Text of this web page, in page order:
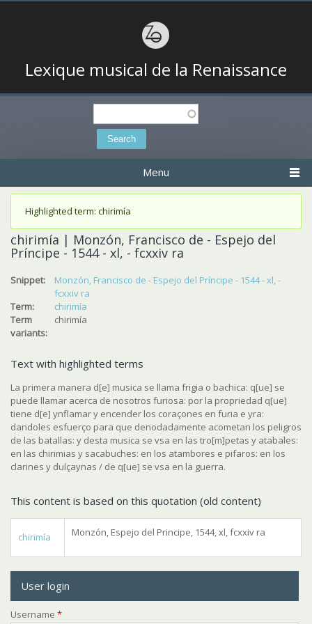
Lexique musical de la Renaissance
Search
Menu
Status message
Highlighted term: chirimía
chirimía | Monzón, Francisco de - Espejo del
Príncipe - 1544 - xl, - fcxxiv ra
Snippet:
Monzón, Francisco de - Espejo del Príncipe - 1544 - xl, -
fcxxiv ra
Term:
chirimía
Term
variants:
chirimía
Text with highlighted terms
La primera manera d[e] musica se llama frigia o bachica: q[ue] se
puede llamar acerca de nosotros furiosa: por la propriedad q[ue]
tiene d[e] ynflamar y encender los coraçones en furia e yra:
dandoles esfuerço para que denodadamente acometan los peligros
de las batallas: y desta musica se vsa en las tro[m]petas y atabales:
en las chirimias y sacabuches: en los atambores e pifaros: en los
clarines y dulçaynas / de q[ue] se vsa en la guerra.
This content is based on this quotation (old content)
chirimía Monzón, Espejo del Principe, 1544, xl, fcxxiv ra
User login
Username *